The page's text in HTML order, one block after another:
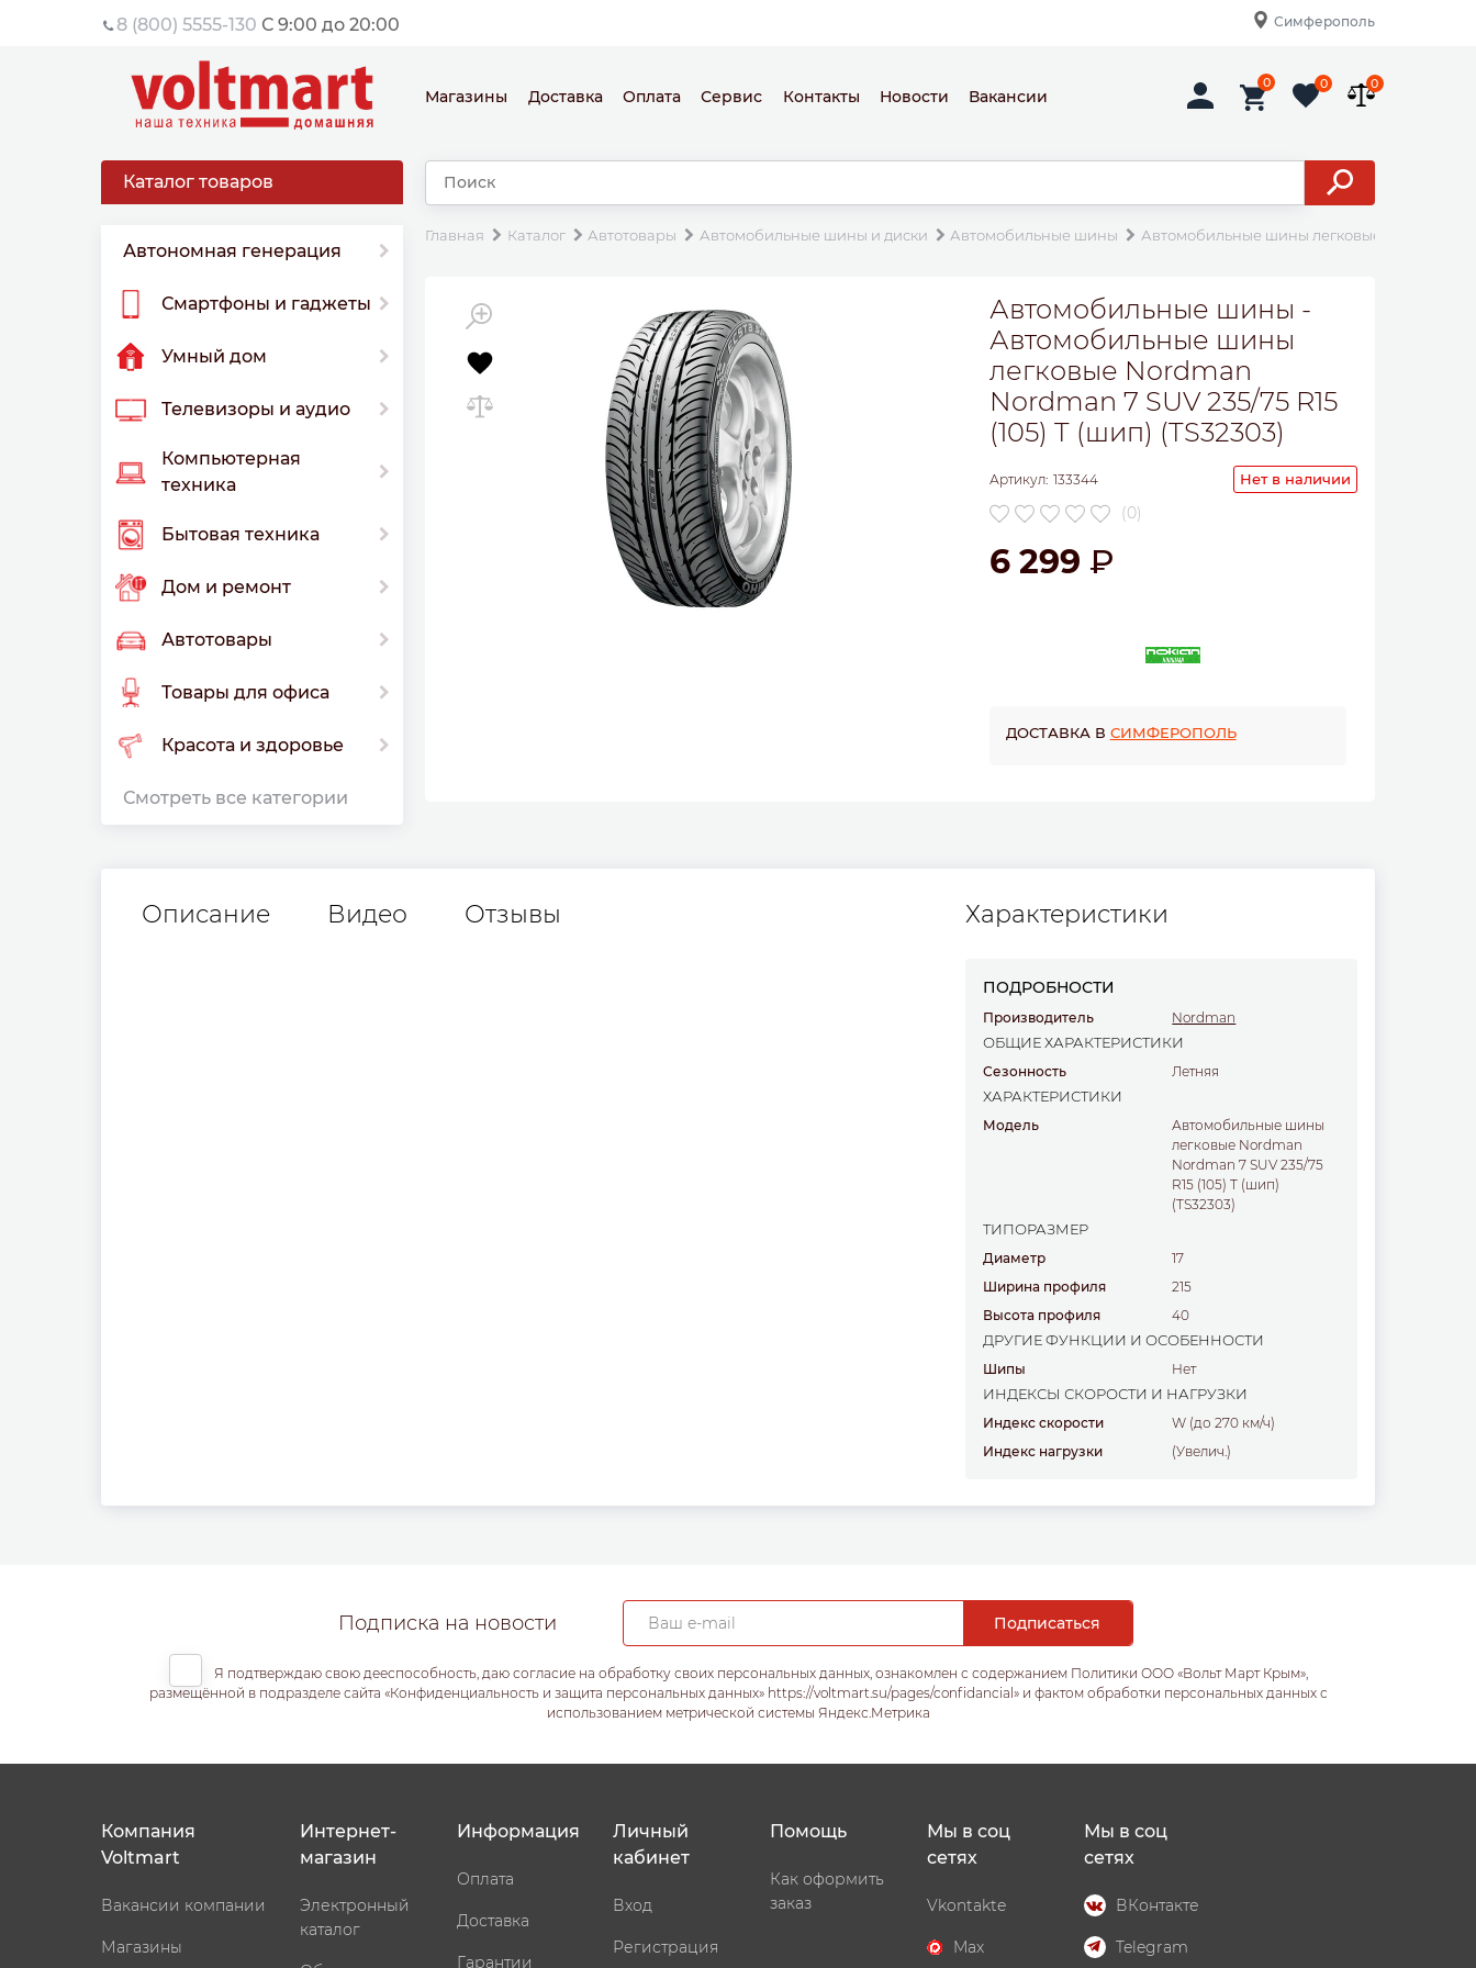
8 (800) 5555-130 С 9:00 до 20:00 Симферополь
Магазины Доставка Оплата Сервис Контакты Новости Вакансии
0 0 0
Каталог товаров
Автономная генерация
Смартфоны и гаджеты
Умный дом
Телевизоры и аудио
Компьютерная
техника
Бытовая техника
Дом и ремонт
Автотовары
Товары для офиса
Красота и здоровье
Смотреть все категории
Главная Каталог Автотовары Автомобильные шины и диски Автомобильные шины Автомобильные шины легковые Nordman
Автомобильные шины -
Автомобильные шины
легковые Nordman
Nordman 7 SUV 235/75 R15
(105) T (шип) (TS32303)
Артикул: 133344 Нет в наличии
(0)
6 299
ДОСТАВКА В СИМФЕРОПОЛЬ
Описание Видео Отзывы Характеристики
ПОДРОБНОСТИ
Производитель Nordman
ОБЩИЕ ХАРАКТЕРИСТИКИ
Сезонность Летняя
ХАРАКТЕРИСТИКИ
Модель
Автомобильные шины
легковые Nordman
Nordman 7 SUV 235/75
R15 (105) T (шип)
(TS32303)
ТИПОРАЗМЕР
Диаметр
17
Ширина профиля
215
Высота профиля
40
ДРУГИЕ ФУНКЦИИ И ОСОБЕННОСТИ
Шипы Нет
ИНДЕКСЫ СКОРОСТИ И НАГРУЗКИ
Индекс скорости
W (до 270 км/ч)
Индекс нагрузки
(увелич.)
Подписка на новости
Я подтверждаю свою дееспособность, даю согласие на обработку своих персональных данных, ознакомлен с содержанием Политики ООО «Вольт Март Крым»,
размещённой в подразделе сайта «Конфиденциальность и защита персональных данных» https://voltmart.su/pages/confidancial» и фактом обработки персональных данных с
использованием метрической системы Яндекс.Метрика
Компания
Voltmart
Вакансии компании
Магазины
Интернет-
магазин
Электронный
каталог
Информация
Оплата
Доставка
Гарантии
Личный
кабинет
Вход
Регистрация
Помощь
Как оформить
заказ
Мы в соц
сетях
Vkontakte
Max
Мы в соц
сетях
ВКонтакте
Telegram